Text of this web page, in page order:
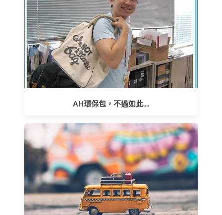
AH環保包，不過如此....